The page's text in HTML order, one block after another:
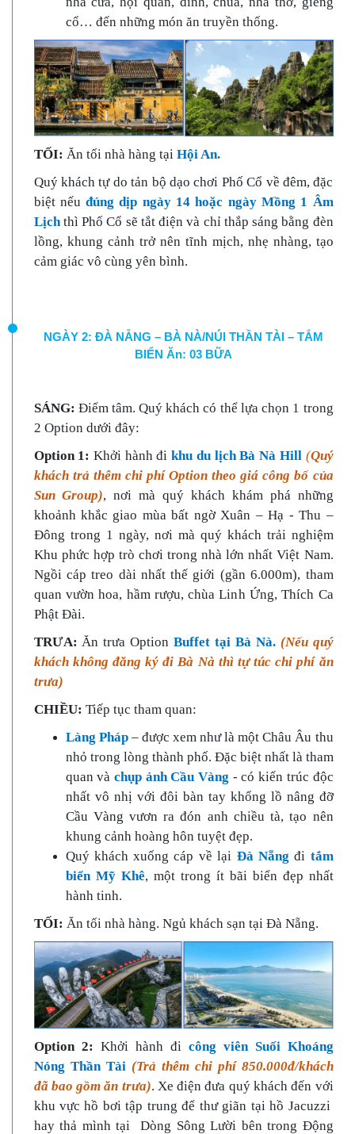
cổ… đến những món ăn truyền thống.
TỐI: Ăn tối nhà hàng tại Hội An.
Quý khách tự do tản bộ dạo chơi Phố Cổ về đêm, đặc
biệt nếuđúng dịp ngày 14 hoặc ngày Mồng 1 Âm
Lịchthì Phố Cổ sẽ tắt điện và chỉ thắp sáng bằng đèn
lồng, khung cảnh trở nên tĩnh mịch, nhẹ nhàng, tạo
cảm giác vô cùng yên bình.
NGÀY 2: ĐÀ NẴNG – BÀ NÀ/NÚI THẦN TÀI – TẮM
BIỂN Ăn: 03 BỮA
SÁNG: Điểm tâm. Quý khách có thể lựa chọn 1 trong
2 Option dưới đây:
Option 1: Khởi hành đikhu du lịch Bà Nà Hill (Quý
khách trả thêm chi phí Option theo giá công bố của
Sun Group), nơi mà quý khách khám phá những
khoảnh khắc giao mùa bất ngờ Xuân – Hạ - Thu –
Đông trong 1 ngày, nơi mà quý khách trải nghiệm
Khu phức hợp trò chơi trong nhà lớn nhất Việt Nam.
Ngồi cáp treo dài nhất thế giới (gần 6.000m), tham
quan vườn hoa, hầm rượu, chùa Linh Ứng, Thích Ca
Phật Đài.
TRƯA: Ăn trưa OptionBuffet tại Bà Nà. (Nếu quý
khách không đăng ký đi Bà Nà thì tự túc chi phí ăn
trưa)
CHIỀU: Tiếp tục tham quan:
Làng Pháp – được xem như là một Châu Âu thu
nhỏ trong lòng thành phố. Đặc biệt nhất là tham
quan và chụp ảnh Cầu Vàng - có kiến trúc độc
nhất vô nhị với đôi bàn tay khổng lồ nâng đỡ
Cầu Vàng vươn ra đón anh chiều tà, tạo nên
khung cảnh hoàng hôn tuyệt đẹp.
Quý khách xuống cáp về lại Đà Nẵng đi tắm
biển Mỹ Khê, một trong ít bãi biển đẹp nhất
hành tinh.
TỐI: Ăn tối nhà hàng. Ngủ khách sạn tại Đà Nẵng.
Option 2: Khởi hành đi công viên Suối Khoáng
Nóng Thần Tài (Trả thêm chi phí 850.000đ/khách
đã bao gồm ăn trưa). Xe điện đưa quý khách đến với
khu vực hồ bơi tập trung để thư giãn tại hồ Jacuzzi
hay thả mình tại Dòng Sông Lười bên trong Động